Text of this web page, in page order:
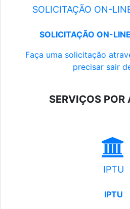
SOLICITAÇÃO ON-
SOLICITAÇÃO ON-
Faça uma solicitação
precisar sair
SERVIÇOS POR
IPTU
IPTU